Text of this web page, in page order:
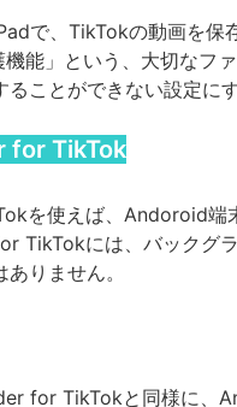
で、TikTokの動画を保
能」という、大切なフ
ことができない設定に
TikTok
を使えば、Andoroid端
TikTokには、バックグ
りません。
for TikTokと同様に、